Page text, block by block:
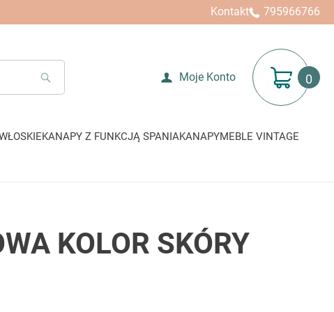
Kontakt 795966766
SEARCH
Moje Konto Mój koszyk
KANAPY Z FUNKCJĄ SPANIAKANAPYMEBLE VINTAGE
KOLOR SKÓRY